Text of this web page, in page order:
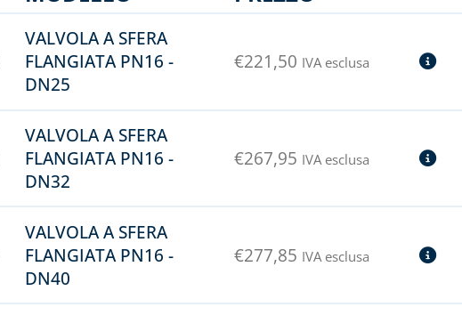
VALVOLA A SFERA
FLANGIATA PN16 -
DN25
€221,50 IVA esclusa
VALVOLA A SFERA
FLANGIATA PN16 -
DN32
€267,95 IVA esclusa
VALVOLA A SFERA
FLANGIATA PN16 -
DN40
€277,85 IVA esclusa